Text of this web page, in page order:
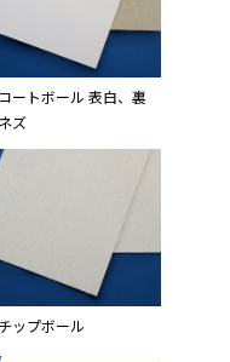
コートボール 表白、裏
ネズ
チップボール